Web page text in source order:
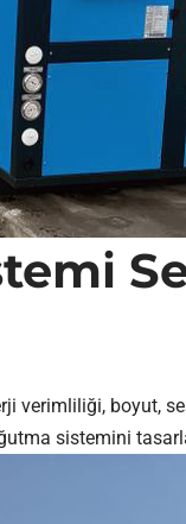
boyut,
sistemini